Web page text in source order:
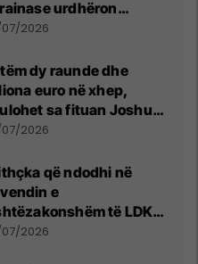
urdhëron
të madh
2026
dy raunde dhe
euro në xhep,
sa fituan Joshua
2026
që ndodhi në
e
të LDK-
2026